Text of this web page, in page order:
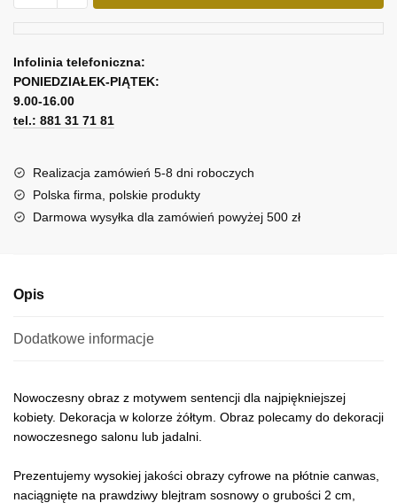
-
good
morning
sunshine
Infolinia telefoniczna:
PONIEDZIAŁEK-PIĄTEK:
9.00-16.00
tel.: 881 31 71 81
Realizacja zamówień 5-8 dni roboczych
Polska firma, polskie produkty
Darmowa wysyłka dla zamówień powyżej 500 zł
Opis
Dodatkowe informacje
Nowoczesny obraz z motywem sentencji dla najpiękniejszej
kobiety. Dekoracja w kolorze żółtym. Obraz polecamy do dekoracji
nowoczesnego salonu lub jadalni.
Prezentujemy wysokiej jakości obrazy cyfrowe na płótnie canwas,
naciągnięte na prawdziwy blejtram sosnowy o grubości 2 cm,